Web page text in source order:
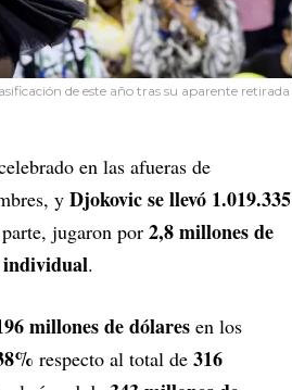
de este año tras su aparente retirada
en las afueras de
y Djokovic se llevó 1.019.335
jugaron por 2,8 millones de
individual.
millones de dólares en los
respecto al total de 316